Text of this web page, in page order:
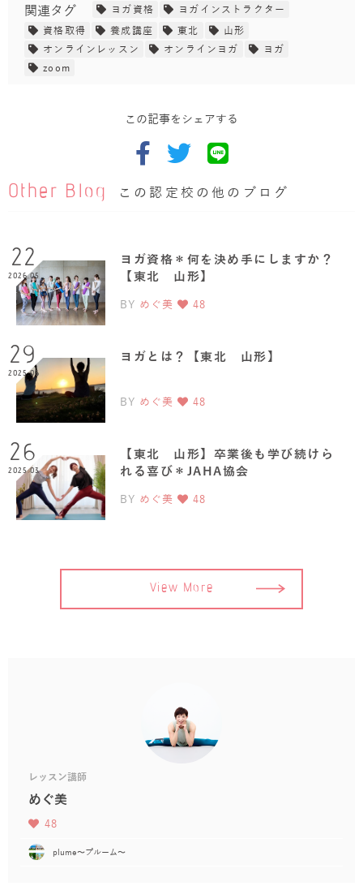
関連タグ ヨガ資格
ヨガインストラクター
資格取得
養成講座 東北
山形
オンラインレッスン
オンラインヨガ
ヨガ
zoom
この記事をシェアする
Other Blog この認定校の他のブログ
22
2026.05
ヨガ資格＊何を決め手にしますか？
【東北 山形】
BY めぐ美 48
29
2025.06
ヨガとは？【東北 山形】
BY めぐ美 48
26
2025.03
【東北 山形】卒業後も学び続けら
れる喜び＊JAHA協会
BY めぐ美 48
View More
レッスン講師
めぐ美
48
plume〜プルーム〜